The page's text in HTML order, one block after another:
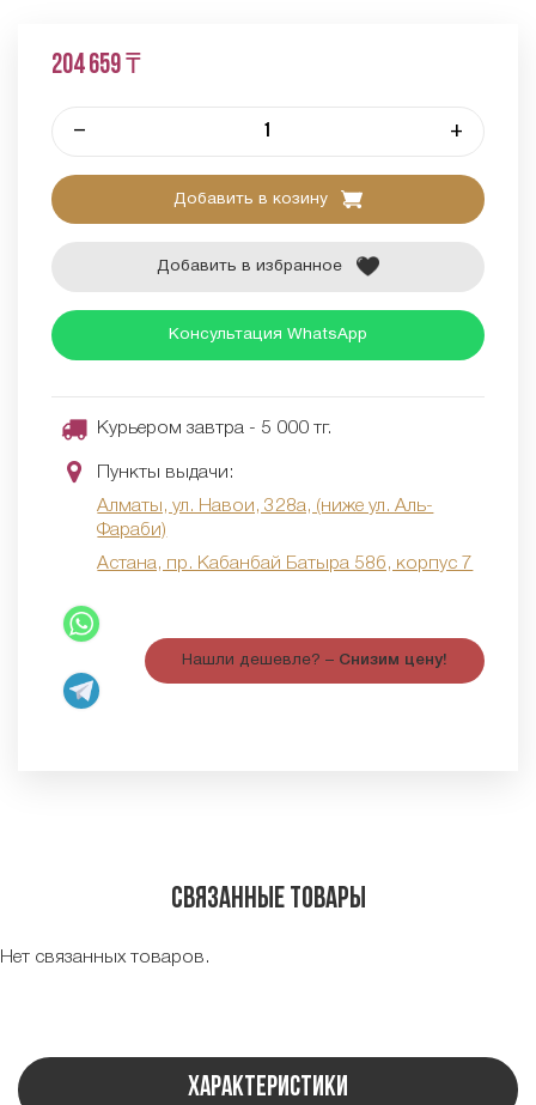
204 659 ₸
– +
Добавить в козину
Добавить в избранное
Консультация WhatsApp
Курьером завтра - 5 000 тг.
Пункты выдачи:
Алматы, ул. Навои, 328а, (ниже ул. Аль-
Фараби)
Астана, пр. Кабанбай Батыра 58б, корпус 7
Нашли дешевле? – Снизим цену!
Связанные товары
Нет связанных товаров.
Характеристики